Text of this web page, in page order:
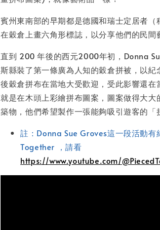
賓州東南部的早期都是德國和瑞士定居者（
在穀倉上畫六角形標誌，以分享他們的民間
直到 200 年後的西元2000年初，Donna
斯縣裝了第一條廣為人知的穀倉拼被，以紀
後穀倉拼布在當地大受歡迎，受此影響還在
就是在木頭上彩繪拼布圖案，圖案做得大
築物，他們希望製作一張能夠吸引遊客的「
註：Donna Sue Groves這一段活動有
Together ，請看
https://www.youtube.com/